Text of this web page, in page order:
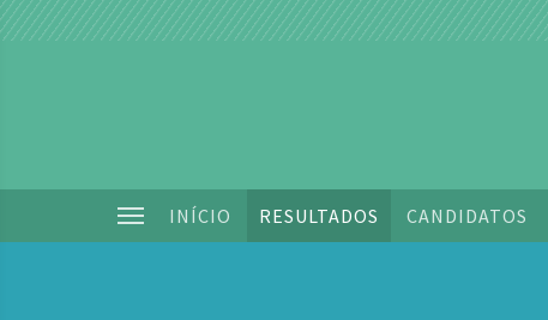
INÍCIO RESULTADOS CANDIDATOS